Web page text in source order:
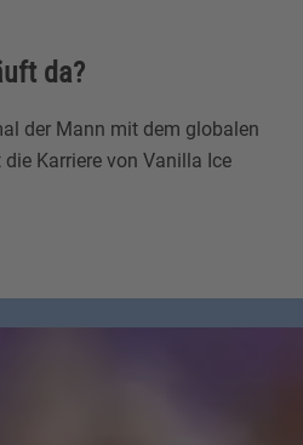
da?
der Mann mit dem globalen
Karriere von Vanilla Ice